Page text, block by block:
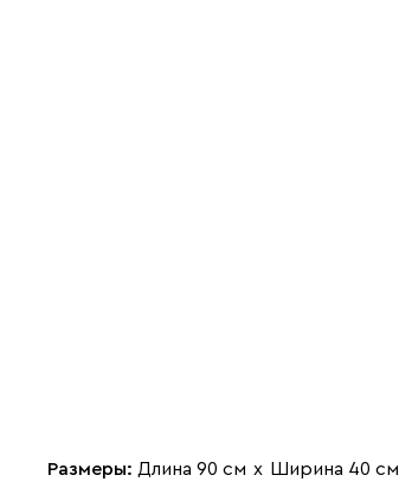
Размеры: Длина 90 см х Ширина 40 см